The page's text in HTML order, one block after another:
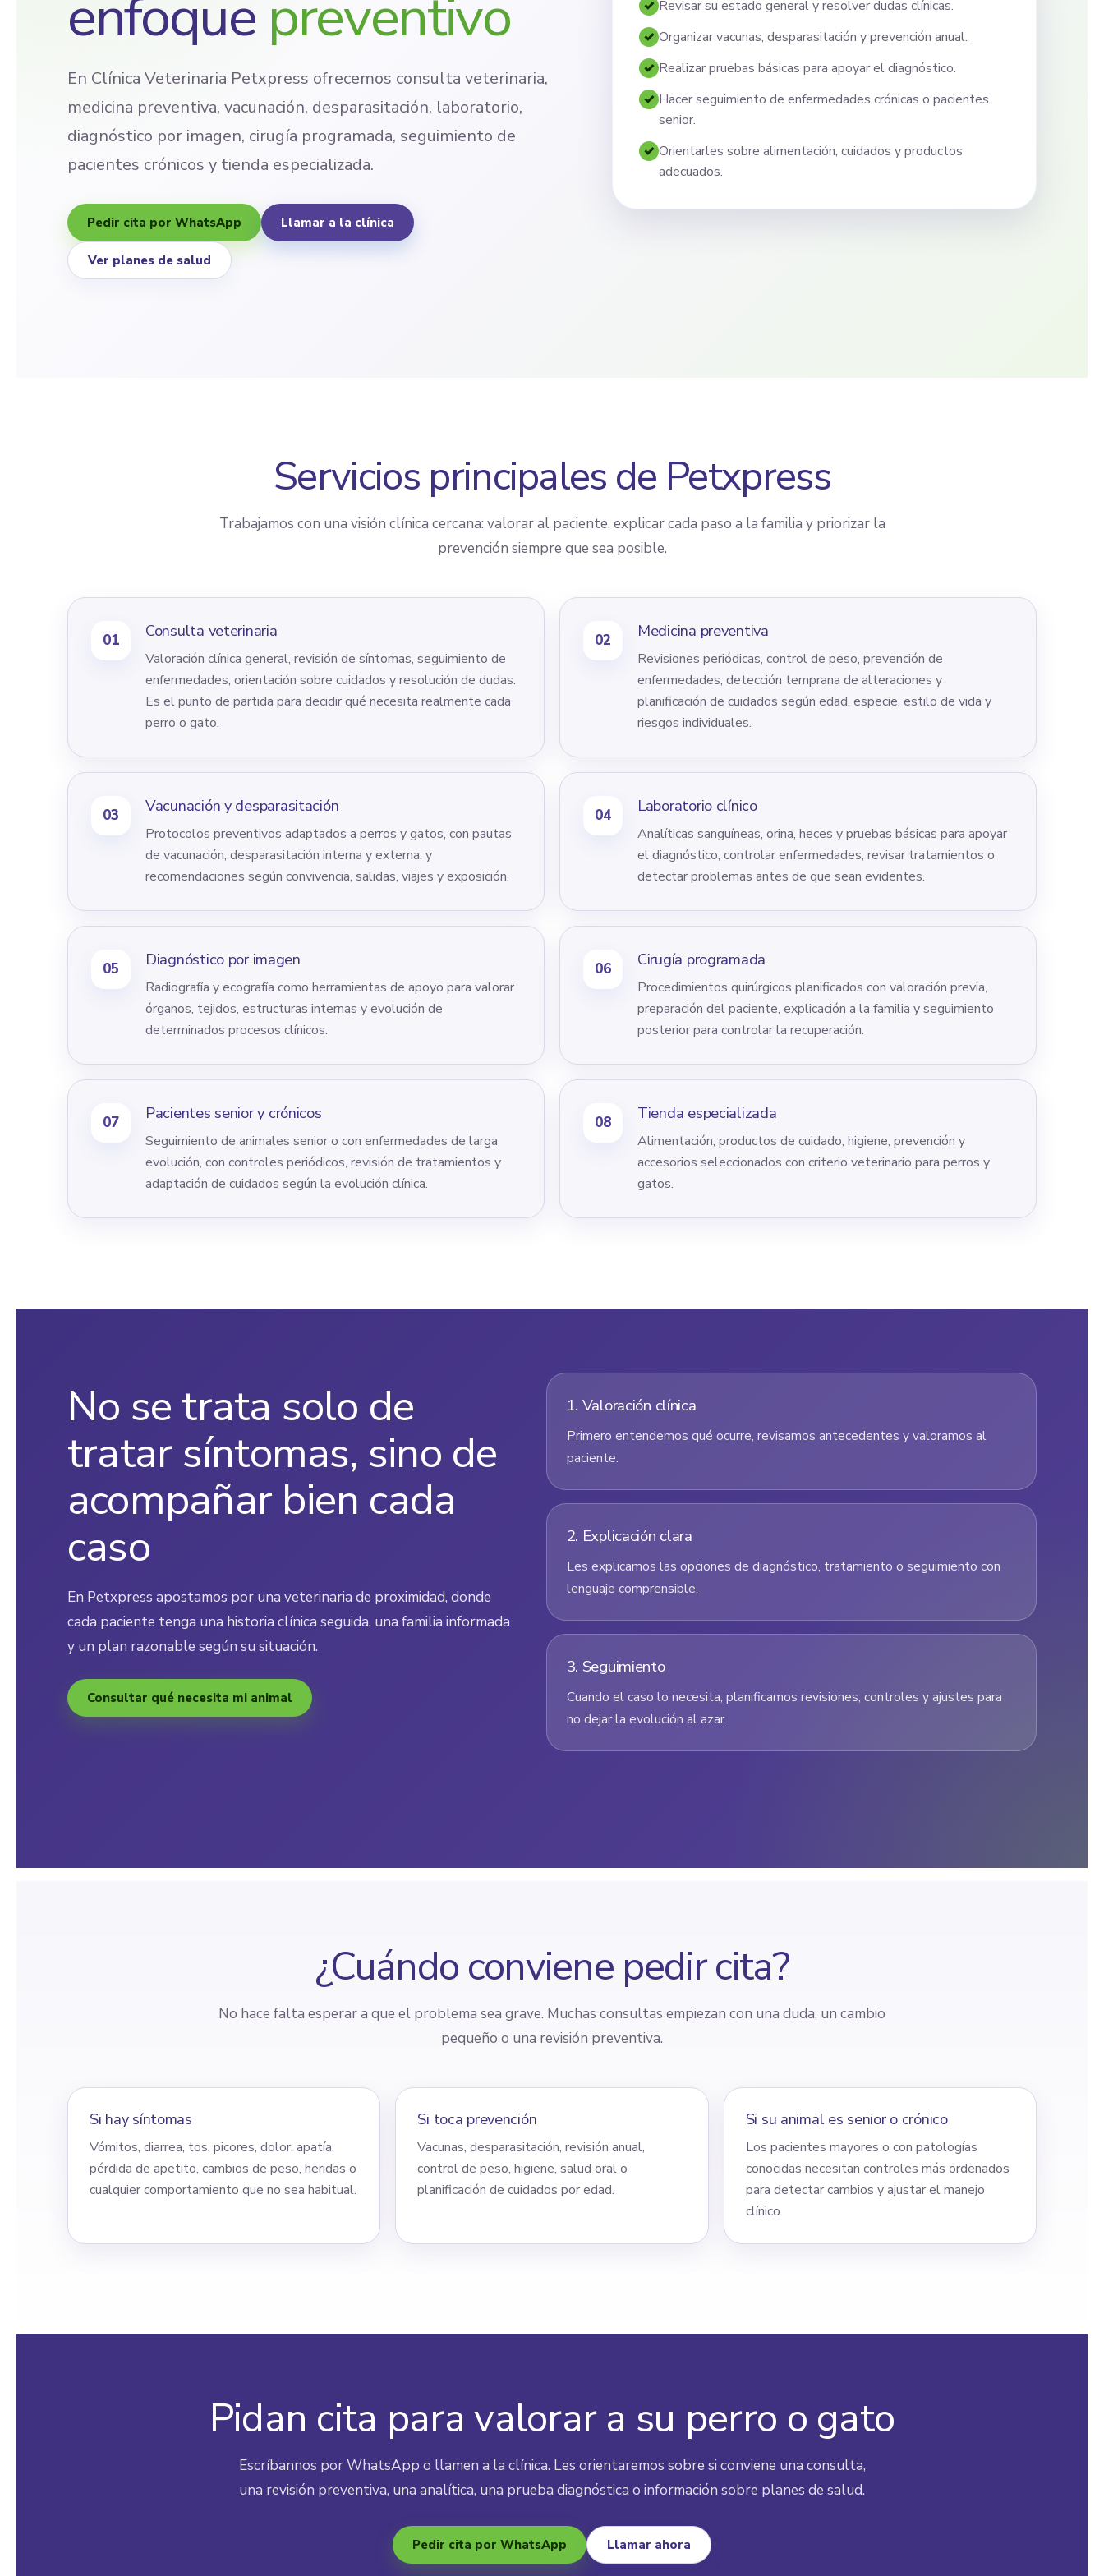
enfoque preventivo
En Clínica Veterinaria Petxpress ofrecemos consulta veterinaria,
medicina preventiva, vacunación, desparasitación, laboratorio,
diagnóstico por imagen, cirugía programada, seguimiento de
pacientes crónicos y tienda especializada.
Pedir cita por WhatsApp Llamar a la clínica
Ver planes de salud
Revisar su estado general y resolver dudas clínicas.
Organizar vacunas, desparasitación y prevención anual.
Realizar pruebas básicas para apoyar el diagnóstico.
Hacer seguimiento de enfermedades crónicas o pacientes
senior.
Orientarles sobre alimentación, cuidados y productos
adecuados.
Servicios principales de Petxpress
Trabajamos con una visión clínica cercana: valorar al paciente, explicar cada paso a la familia y priorizar la
prevención siempre que sea posible.
01 Consulta veterinaria
Valoración clínica general, revisión de síntomas, seguimiento de
enfermedades, orientación sobre cuidados y resolución de dudas.
Es el punto de partida para decidir qué necesita realmente cada
perro o gato.
02 Medicina preventiva
Revisiones periódicas, control de peso, prevención de
enfermedades, detección temprana de alteraciones y
planificación de cuidados según edad, especie, estilo de vida y
riesgos individuales.
03 Vacunación y desparasitación
Protocolos preventivos adaptados a perros y gatos, con pautas
de vacunación, desparasitación interna y externa, y
recomendaciones según convivencia, salidas, viajes y exposición.
04 Laboratorio clínico
Analíticas sanguíneas, orina, heces y pruebas básicas para apoyar
el diagnóstico, controlar enfermedades, revisar tratamientos o
detectar problemas antes de que sean evidentes.
05 Diagnóstico por imagen
Radiografía y ecografía como herramientas de apoyo para valorar
órganos, tejidos, estructuras internas y evolución de
determinados procesos clínicos.
06 Cirugía programada
Procedimientos quirúrgicos planificados con valoración previa,
preparación del paciente, explicación a la familia y seguimiento
posterior para controlar la recuperación.
07 Pacientes seniory crónicos
Seguimiento de animales senior o con enfermedades de larga
evolución, con controles periódicos, revisión de tratamientos y
adaptación de cuidados según la evolución clínica.
08 Tienda especializada
Alimentación, productos de cuidado, higiene, prevención y
accesorios seleccionados con criterio veterinario para perros y
gatos.
No se trata solo de
tratar síntomas, sino de
acompañar bien cada
caso
En Petxpress apostamos por una veterinaria de proximidad, donde
cada paciente tenga una historia clínica seguida, una familia informada
y un plan razonable según su situación.
Consultar qué necesita mi animal
1. Valoración clínica
Primero entendemos qué ocurre, revisamos antecedentes y valoramos al
paciente.
2. Explicación clara
Les explicamos las opciones de diagnóstico, tratamiento o seguimiento con
lenguaje comprensible.
3. Seguimiento
Cuando el caso lo necesita, planificamos revisiones, controles y ajustes para
no dejar la evolución al azar.
¿Cuándo conviene pedir cita?
No hace falta esperar a que el problema sea grave. Muchas consultas empiezan con una duda, un cambio
pequeño o una revisión preventiva.
Si hay síntomas
Vómitos, diarrea, tos, picores, dolor, apatía,
pérdida de apetito, cambios de peso, heridas o
cualquier comportamiento que no sea habitual.
Si toca prevención
Vacunas, desparasitación, revisión anual,
control de peso, higiene, salud oral o
planificación de cuidados por edad.
Si su animal es senior o crónico
Los pacientes mayores o con patologías
conocidas necesitan controles más ordenados
para detectar cambios y ajustar el manejo
clínico.
Pidan cita para valorar a su perro o gato
Escríbannos por WhatsApp o llamen a la clínica. Les orientaremos sobre si conviene una consulta,
una revisión preventiva, una analítica, una prueba diagnóstica o información sobre planes de salud.
Pedir cita por WhatsApp Llamar ahora